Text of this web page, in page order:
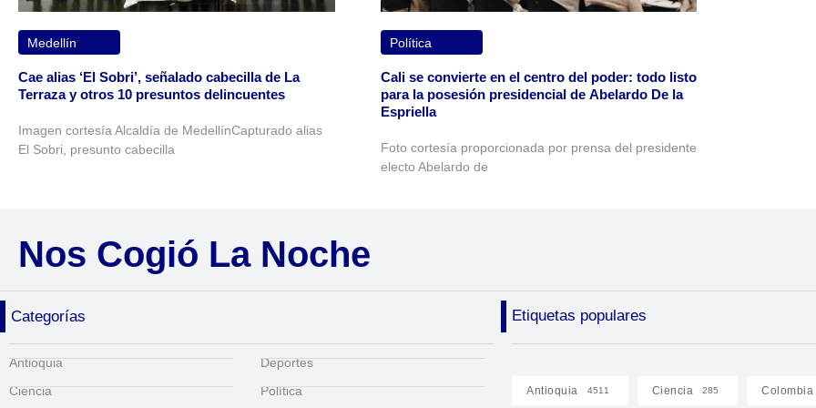
Medellín
Cae alias ‘El Sobri’, señalado cabecilla de La
Terraza y otros 10 presuntos delincuentes
Imagen cortesía Alcaldía de MedellínCapturado alias
El Sobri, presunto cabecilla
Política
Cali se convierte en el centro del poder: todo listo
para la posesión presidencial de Abelardo De la
Espriella
Foto cortesía proporcionada por prensa del presidente
electo Abelardo de
Nos Cogió La Noche
Categorías Etiquetas populares
Antioquia
Ciencia
Deportes
Política
Antioquia 4511 Ciencia 285 Colombia